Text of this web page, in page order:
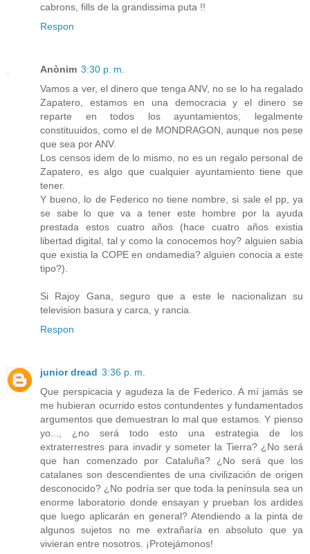
cabrons, fills de la grandissima puta !!
Respon
Anònim 3:30 p. m.
Vamos a ver, el dinero que tenga ANV, no se lo ha regalado
Zapatero, estamos en una democracia y el dinero se
reparte en todos los ayuntamientos, legalmente
constituuidos, como el de MONDRAGON, aunque nos pese
que sea por ANV.
Los censos idem de lo mismo, no es un regalo personal de
Zapatero, es algo que cualquier ayuntamiento tiene que
tener.
Y bueno, lo de Federico no tiene nombre, si sale el pp, ya
se sabe lo que va a tener este hombre por la ayuda
prestada estos cuatro años (hace cuatro años existia
libertad digital, tal y como la conocemos hoy? alguien sabia
que existia la COPE en ondamedia? alguien conocia a este
tipo?).
Si Rajoy Gana, seguro que a este le nacionalizan su
television basura y carca, y rancia.
Respon
junior dread 3:36 p. m.
Que perspicacia y agudeza la de Federico. A mí jamás se
me hubieran ocurrido estos contundentes y fundamentados
argumentos que demuestran lo mal que estamos. Y pienso
yo..., ¿no será todo esto una estrategia de los
extraterrestres para invadir y someter la Tierra? ¿No será
que han comenzado por Cataluña? ¿No será que los
catalanes son descendientes de una civilización de origen
desconocido? ¿No podría ser que toda la península sea un
enorme laboratorio donde ensayan y prueban los ardides
que luego aplicarán en general? Atendiendo a la pinta de
algunos sujetos no me extrañaría en absoluto que ya
vivieran entre nosotros. ¡Protejámonos!